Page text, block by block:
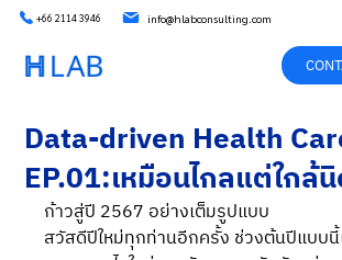
+66 2114 3946 info@hlabconsulting.com
Data-driven Health
EP.01:เหมือนไกลแต่ใกล้
ก้าวสู่ปี 2567 อย่างเต็มรูปแบบ
สวัสดีปีใหม่ทุกท่านอีกครั้ง ช่วงต้นปีแบบนี้